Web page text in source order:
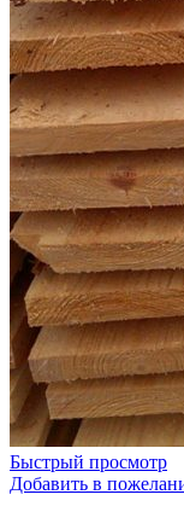
Быстрый просмотр
Добавить в